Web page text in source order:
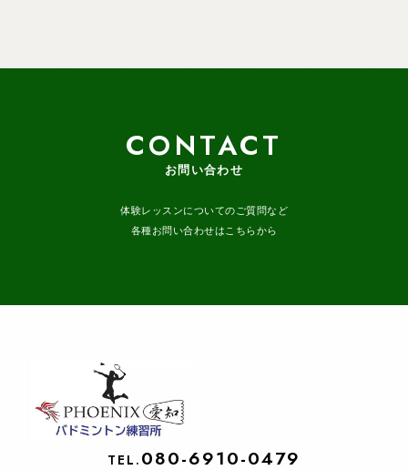
CONTACT
お問い合わせ
体験レッスンについてのご質問など
各種お問い合わせはこちらから
TEL. 080-6910-0479